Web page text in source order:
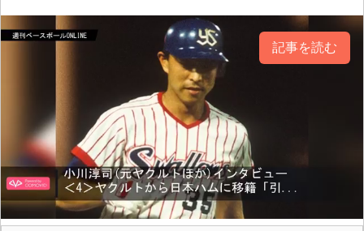
記事を読む